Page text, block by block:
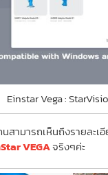
Einstar Vega :
สามารถเห็นถึงรายละเ
VEGAจริงๆค่ะ